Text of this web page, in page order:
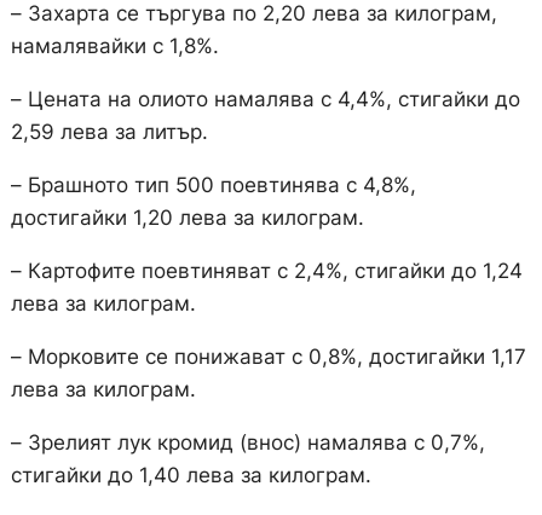
– Захарта се търгува по 2,20 лева за килограм,
намалявайки с 1,8%.
– Цената на олиото намалява с 4,4%, стигайки до
2,59 лева за литър.
– Брашното тип 500 поевтинява с 4,8%,
достигайки 1,20 лева за килограм.
– Картофите поевтиняват с 2,4%, стигайки до 1,24
лева за килограм.
– Морковите се понижават с 0,8%, достигайки 1,17
лева за килограм.
– Зрелият лук кромид (внос) намалява с 0,7%,
стигайки до 1,40 лева за килограм.